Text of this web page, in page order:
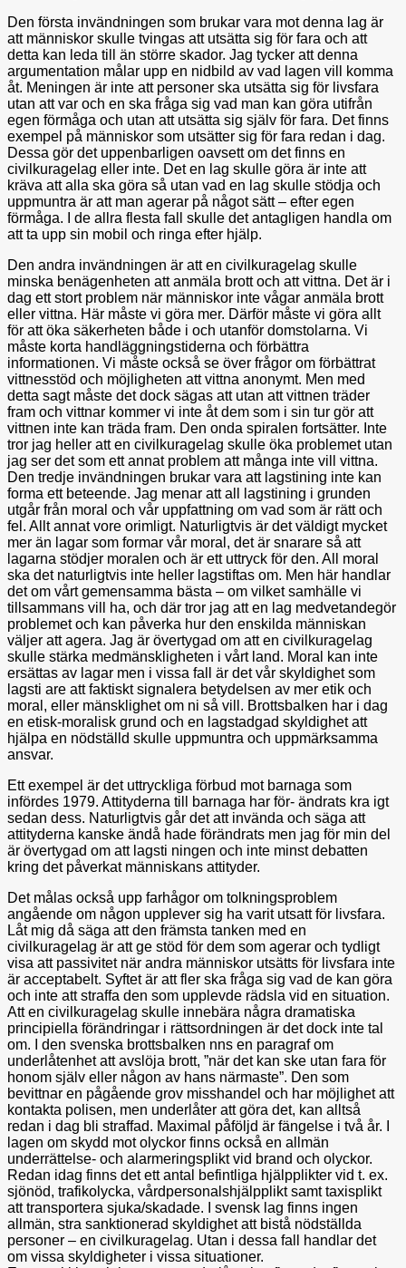
Den första invändningen som brukar vara mot denna lag är
att människor skulle tvingas att utsätta sig för fara och att
detta kan leda till än större skador. Jag tycker att denna
argumentation målar upp en nidbild av vad lagen vill komma
åt. Meningen är inte att personer ska utsätta sig för livsfara
utan att var och en ska fråga sig vad man kan göra utifrån
egen förmåga och utan att utsätta sig själv för fara. Det finns
exempel på människor som utsätter sig för fara redan i dag.
Dessa gör det uppenbarligen oavsett om det finns en
civilkuragelag eller inte. Det en lag skulle göra är inte att
kräva att alla ska göra så utan vad en lag skulle stödja och
uppmuntra är att man agerar på något sätt – efter egen
förmåga. I de allra flesta fall skulle det antagligen handla om
att ta upp sin mobil och ringa efter hjälp.
Den andra invändningen är att en civilkuragelag skulle
minska benägenheten att anmäla brott och att vittna. Det är i
dag ett stort problem när människor inte vågar anmäla brott
eller vittna. Här måste vi göra mer. Därför måste vi göra allt
för att öka säkerheten både i och utanför domstolarna. Vi
måste korta handläggningstiderna och förbättra
informationen. Vi måste också se över frågor om förbättrat
vittnesstöd och möjligheten att vittna anonymt. Men med
detta sagt måste det dock sägas att utan att vittnen träder
fram och vittnar kommer vi inte åt dem som i sin tur gör att
vittnen inte kan träda fram. Den onda spiralen fortsätter. Inte
tror jag heller att en civilkuragelag skulle öka problemet utan
jag ser det som ett annat problem att många inte vill vittna.
Den tredje invändningen brukar vara att lagstining inte kan
forma ett beteende. Jag menar att all lagstining i grunden
utgår från moral och vår uppfattning om vad som är rätt och
fel. Allt annat vore orimligt. Naturligtvis är det väldigt mycket
mer än lagar som formar vår moral, det är snarare så att
lagarna stödjer moralen och är ett uttryck för den. All moral
ska det naturligtvis inte heller lagstiftas om. Men här handlar
det om vårt gemensamma bästa – om vilket samhälle vi
tillsammans vill ha, och där tror jag att en lag medvetandegör
problemet och kan påverka hur den enskilda människan
väljer att agera. Jag är övertygad om att en civilkuragelag
skulle stärka medmänskligheten i vårt land. Moral kan inte
ersättas av lagar men i vissa fall är det vår skyldighet som
lagsti are att faktiskt signalera betydelsen av mer etik och
moral, eller mänsklighet om ni så vill. Brottsbalken har i dag
en etisk-moralisk grund och en lagstadgad skyldighet att
hjälpa en nödställd skulle uppmuntra och uppmärksamma
ansvar.
Ett exempel är det uttryckliga förbud mot barnaga som
infördes 1979. Attityderna till barnaga har för- ändrats kra igt
sedan dess. Naturligtvis går det att invända och säga att
attityderna kanske ändå hade förändrats men jag för min del
är övertygad om att lagsti ningen och inte minst debatten
kring det påverkat människans attityder.
Det målas också upp farhågor om tolkningsproblem
angående om någon upplever sig ha varit utsatt för livsfara.
Låt mig då säga att den främsta tanken med en
civilkuragelag är att ge stöd för dem som agerar och tydligt
visa att passivitet när andra människor utsätts för livsfara inte
är acceptabelt. Syftet är att fler ska fråga sig vad de kan göra
och inte att straffa den som upplevde rädsla vid en situation.
Att en civilkuragelag skulle innebära några dramatiska
principiella förändringar i rättsordningen är det dock inte tal
om. I den svenska brottsbalken nns en paragraf om
underlåtenhet att avslöja brott, ”när det kan ske utan fara för
honom själv eller någon av hans närmaste”. Den som
bevittnar en pågående grov misshandel och har möjlighet att
kontakta polisen, men underlåter att göra det, kan alltså
redan i dag bli straffad. Maximal påföljd är fängelse i två år. I
lagen om skydd mot olyckor finns också en allmän
underrättelse- och alarmeringsplikt vid brand och olyckor.
Redan idag finns det ett antal befintliga hjälpplikter vid t. ex.
sjönöd, trafikolycka, vårdpersonalshjälpplikt samt taxisplikt
att transportera sjuka/skadade. I svensk lag finns ingen
allmän, stra sanktionerad skyldighet att bistå nödställda
personer – en civilkuragelag. Utan i dessa fall handlar det
om vissa skyldigheter i vissa situationer.